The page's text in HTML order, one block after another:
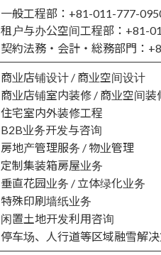
一般工程部：+81-011-777-
租户与办公空间工程部：+81-
契約法務・会計・総務部門：
商业店铺设计 / 商业空间设计
商业店铺室内装修 / 商业空间装
住宅室内外装修工程
B2B业务开发与咨询
房地产管理服务 / 物业管理
定制集装箱房屋业务
垂直花园业务 / 立体绿化业务
特殊印刷墙纸业务
闲置土地开发利用咨询
停车场、人行道等区域融雪解